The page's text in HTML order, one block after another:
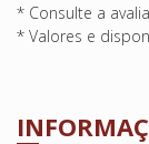
* Consulte a
* Valores e